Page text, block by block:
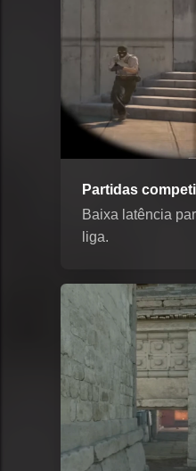
Partidas
Baixa latência
liga.